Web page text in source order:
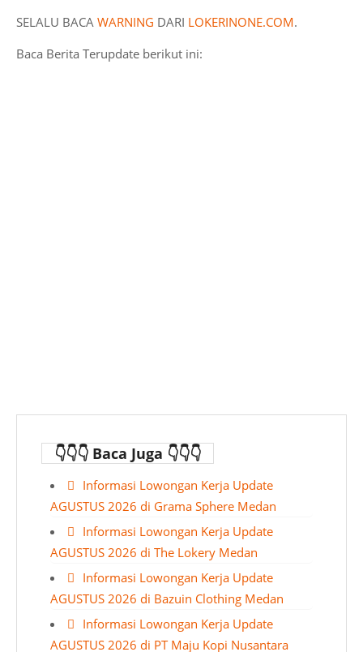
SELALU BACA WARNING DARI LOKERINONE.COM.
Baca Berita Terupdate berikut ini:
👇👇👇 Baca Juga 👇👇👇
Informasi Lowongan Kerja Update
AGUSTUS 2026 di Grama Sphere Medan
Informasi Lowongan Kerja Update
AGUSTUS 2026 di The Lokery Medan
Informasi Lowongan Kerja Update
AGUSTUS 2026 di Bazuin Clothing Medan
Informasi Lowongan Kerja Update
AGUSTUS 2026 di PT Maju Kopi Nusantara